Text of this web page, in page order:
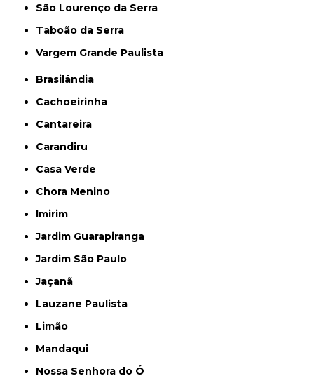
São Lourenço da Serra
Taboão da Serra
Vargem Grande Paulista
Brasilândia
Cachoeirinha
Cantareira
Carandiru
Casa Verde
Chora Menino
Imirim
Jardim Guarapiranga
Jardim São Paulo
Jaçanã
Lauzane Paulista
Limão
Mandaqui
Nossa Senhora do Ó